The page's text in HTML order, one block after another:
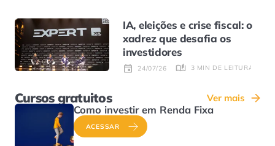
IA, eleições e crise fiscal: o
xadrez que desafia os
investidores
24/07/26 3 MIN DE LEITURA
Cursos gratuitos Ver mais
Como investir em Renda Fixa
ACESSAR